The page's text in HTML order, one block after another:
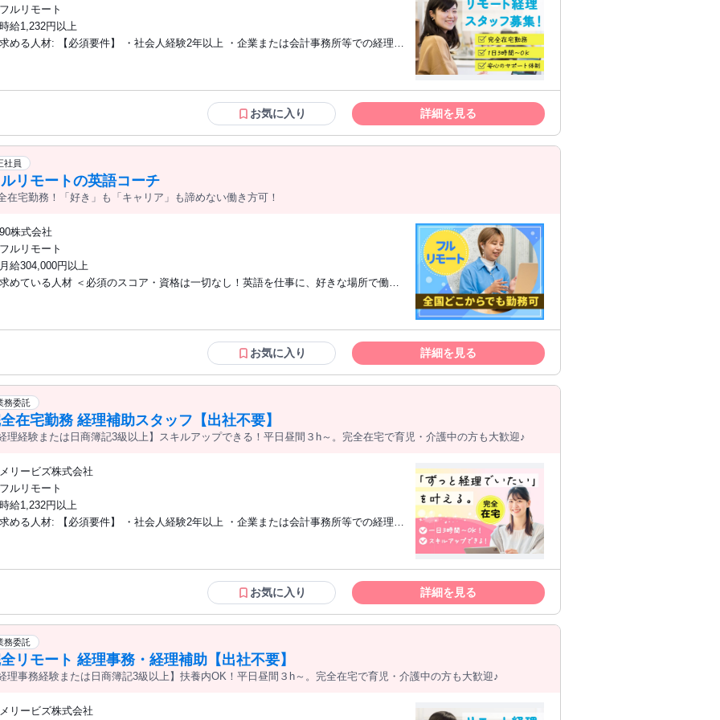
フルリモート
時給1,232円以上
求める人材: 【必須要件】 ・社会人経験2年以上 ・企業または会計事務所等での経理実
迎要件】 ・会計ソフトの利用経験 （freee会計 / MF(マネーフォワード)クラウド 等）
・ワークフローシステムの利用経験（楽楽精算、バクラク 等） ・月次決算の経験 ・
でも可） ・自身のみが使用するパソコン （※１）（※２）（※３） ・インターネッ
ト環境：速度10Mbps以上 （※４） ・有料のセキュリティソフト ＜注意事項＞ ※
１：原則製造から３年以内のパソコン機器をご使用ください。製造から8年以上経過し
ている機器は不可です。 ※２：WindowsOSをご使用される場合は、Microsoft社のサ
定の案件がございます。WindowsOS以外をご使用される際はご留意ください。 ※４：
業務に使用する基本的なWebサイトにアクセスが難しい国に在住の方は選考対象外と
なる可能性がございます。
お気に入り 詳細を見る
社員
リモートの英語コーチ
在宅勤務！「好き」も「キャリア」も諦めない働き方可！
90株式会社
フルリモート
月給304,000円以上
求めている人材 ＜必須のスコア・資格は一切なし！英語を仕事に、好きな場所で働き
以上 ※スコアの提出は必須ではありません。英語力は選考時に確認させていただきま
ブランクがあるが、再び英語を使う仕事がしたい方 ・場所や時間に縛られずに働きた
い方 ＜こんな方にぴったりです＞ ◇人の悩みを聞いたり、励ましたりするのが好きな
方 ◇語学学習で壁を感じた経験があり、工夫して乗り越えてきた方 ◇海外での留学や
就労、生活などの経験をお持ちの方
お気に入り 詳細を見る
務委託
在宅勤務 経理補助スタッフ【出社不要】
理経験または日商簿記3級以上】スキルアップできる！平日昼間３h～。完全在宅で育児・介護中の方も大歓迎♪
メリービズ株式会社
フルリモート
時給1,232円以上
求める人材: 【必須要件】 ・社会人経験2年以上 ・企業または会計事務所等での経理実
迎要件】 ・会計ソフトの利用経験 （freee会計 / MF(マネーフォワード)クラウド 等）
・ワークフローシステムの利用経験（楽楽精算、バクラク 等） ・月次決算の経験 ・
でも可） ・自身のみが使用するパソコン （※１）（※２）（※３） ・インターネッ
ト環境：速度10Mbps以上 （※４） ・有料のセキュリティソフト ＜注意事項＞ ※
１：原則製造から３年以内のパソコン機器をご使用ください。製造から8年以上経過し
ている機器は不可です。 ※２：WindowsOSをご使用される場合は、Microsoft社のサ
定の案件がございます。WindowsOS以外をご使用される際はご留意ください。 ※４：
お気に入り 詳細を見る
務委託
リモート 経理事務・経理補助【出社不要】
理事務経験または日商簿記3級以上】扶養内OK！平日昼間３h～。完全在宅で育児・介護中の方も大歓迎♪
メリービズ株式会社